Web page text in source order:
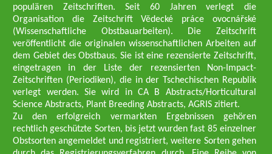
populären Zeitschriften. Seit 60 Jahren verlegt die
Organisation die Zeitschrift Vědecké práce ovocnářské
(Wissenschaftliche Obstbauarbeiten). Die Zeitschrift
veröffentlicht die originalen wissenschaftlichen Arbeiten auf
dem Gebiet des Obstbaus. Sie ist eine rezensierte Zeitschrift,
eingetragen in der Liste der rezensierten Non-Impact-
Zeitschriften (Periodiken), die in der Tschechischen Republik
verlegt werden. Sie wird in CA B Abstracts/Horticultural
Science Abstracts, Plant Breeding Abstracts, AGRIS zitiert.
Zu den erfolgreich vermarkten Ergebnissen gehören
rechtlich geschützte Sorten, bis jetzt wurden fast 85 einzelner
Obstsorten angemeldet und registriert, weitere Sorten gehen